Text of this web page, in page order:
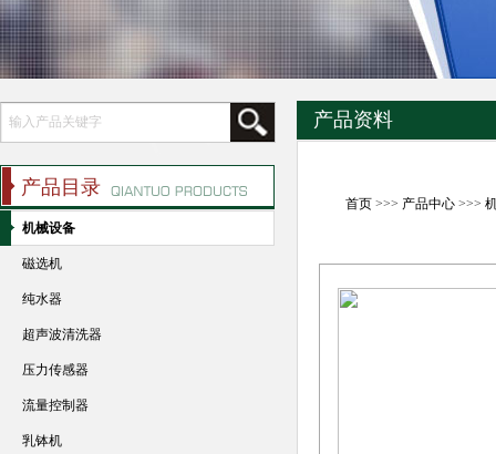
产品资料
首页>>> 产品中心>>>
产品目录
机械设备
磁选机
纯水器
超声波清洗器
压力传感器
流量控制器
乳钵机